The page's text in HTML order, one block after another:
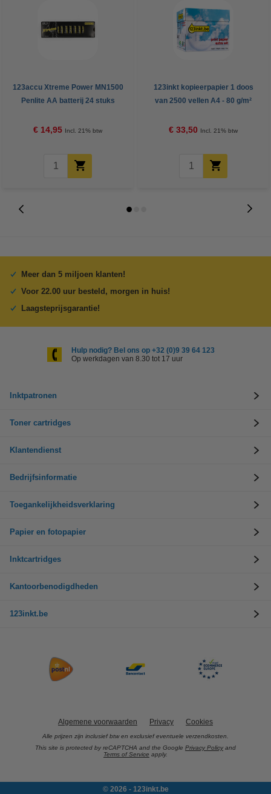
123accu Xtreme Power MN1500
Penlite AA batterij 24 stuks
€ 14,95 Incl. 21% btw
123inkt kopieerpapier 1 doos
van 2500 vellen A4 - 80 g/m²
€ 33,50 Incl. 21% btw
Meer dan 5 miljoen klanten!
Voor 22.00 uur besteld, morgen in huis!
Laagsteprijsgarantie!
Hulp nodig? Bel ons op +32 (0)9 39 64 123
Op werkdagen van 8.30 tot 17 uur
Inktpatronen
Toner cartridges
Klantendienst
Bedrijfsinformatie
Toegankelijkheidsverklaring
Papier en fotopapier
Inktcartridges
Kantoorbenodigdheden
123inkt.be
Algemene voorwaarden Privacy Cookies
Alle prijzen zijn inclusief btw en exclusief eventuele verzendkosten.
This site is protected by reCAPTCHA and the Google Privacy Policy and
Terms of Service apply.
© 2026 - 123inkt.be